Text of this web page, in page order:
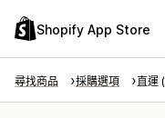
Shopify App Store
尋找商品 採購選項 直運